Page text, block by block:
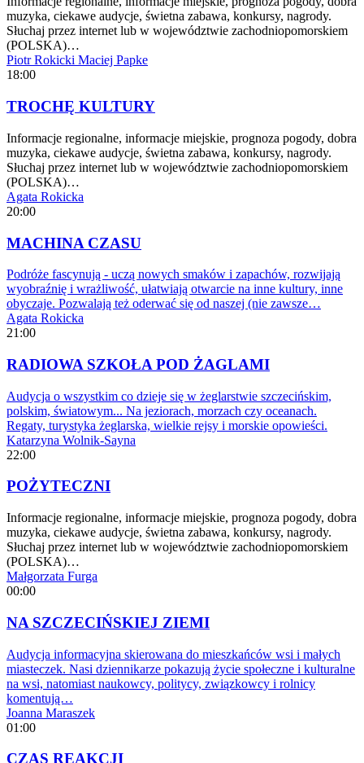
muzyka, ciekawe audycje, świetna zabawa, konkursy, nagrody.
Słuchaj przez internet lub w województwie zachodniopomorskiem
(POLSKA)…
Piotr Rokicki Maciej Papke
18:00
TROCHĘ KULTURY
Informacje regionalne, informacje miejskie, prognoza pogody, dobra
muzyka, ciekawe audycje, świetna zabawa, konkursy, nagrody.
Słuchaj przez internet lub w województwie zachodniopomorskiem
(POLSKA)…
Agata Rokicka
20:00
MACHINA CZASU
Podróże fascynują - uczą nowych smaków i zapachów, rozwijają
wyobraźnię i wrażliwość, ułatwiają otwarcie na inne kultury, inne
obyczaje. Pozwalają też oderwać się od naszej (nie zawsze…
Agata Rokicka
21:00
RADIOWA SZKOŁA POD ŻAGLAMI
Audycja o wszystkim co dzieje się w żeglarstwie szczecińskim,
polskim, światowym... Na jeziorach, morzach czy oceanach.
Regaty, turystyka żeglarska, wielkie rejsy i morskie opowieści.
Katarzyna Wolnik-Sayna
22:00
POŻYTECZNI
Informacje regionalne, informacje miejskie, prognoza pogody, dobra
muzyka, ciekawe audycje, świetna zabawa, konkursy, nagrody.
Słuchaj przez internet lub w województwie zachodniopomorskiem
(POLSKA)…
Małgorzata Furga
00:00
NA SZCZECIŃSKIEJ ZIEMI
Audycja informacyjna skierowana do mieszkańców wsi i małych
miasteczek. Nasi dziennikarze pokazują życie społeczne i kulturalne
na wsi, natomiast naukowcy, politycy, związkowcy i rolnicy
komentują…
Joanna Maraszek
01:00
CZAS REAKCJI